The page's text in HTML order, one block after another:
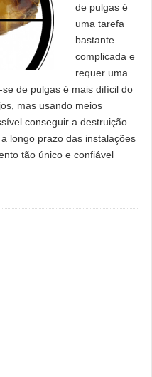
de pulgas é
uma tarefa
bastante
complicada e
requer uma
de pulgas é mais difícil do
mas usando meios
conseguir a destruição
longo prazo das instalações
tão único e confiável